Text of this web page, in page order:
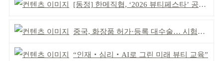
[동정] 한메직협, ‘2026 뷰티페스타’ 공동 주최
중국, 화장품 허가·등록 대수술… 시험자료 공용 허용
“인재‧심리‧AI로 그린 미래 뷰티 교육”